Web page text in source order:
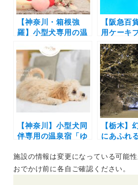
【神奈川・箱根強
羅】小型犬専用の温
with DOGS」が
2024年8月10日オー
プン！最大20％OFF
の記念プランの販売
も開始
【阪急百
用ケーキ
「CAKE
DOGS」
国宅配サ
【神奈川】小型犬同
伴専用の温泉宿「ゆ
DOGS」が2024年8
月オープン！食事も
【栃木】
にあふれ
れる「ホ
ストヒル
施設の情報は変更になっている可能性
おでかけ前に各自ご確認ください。